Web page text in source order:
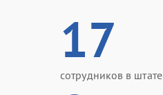
17
сотрудников в штате